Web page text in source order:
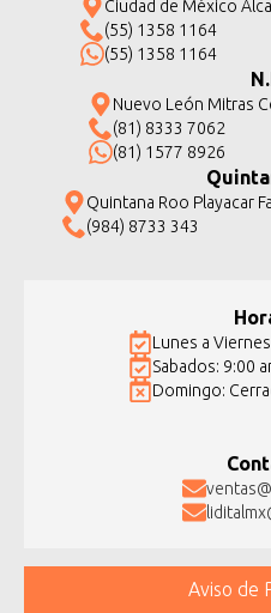
Ciudad de México
(55) 1358 1164
(55) 1358 1164
Nuevo León Mitras
(81) 8333 7062
(81) 1577 8926
Quintana Roo Playacar
(984) 8733 343
Lunes a
Sabados: 9:00
Domingo:
Aviso de